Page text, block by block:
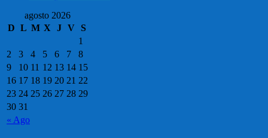
agosto 2026
D L M X J V S
« Ago
1
2
3 4 5 6 7
8
9
10 11 12 13 14 15
16 17 18 19 20 21 22
23 24 25 26 27 28 29
30 31